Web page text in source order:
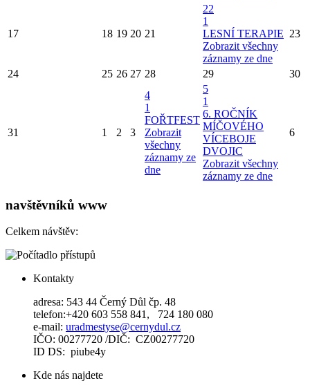
17 18 19 20 21
22
1
LESNÍ TERAPIE
Zobrazit všechny
záznamy ze dne
23
24 25 26 27 28 29 30
31 1 2 3
4
1
FOŘTFEST
Zobrazit
všechny
záznamy ze
dne
5
1
6. ROČNÍK
MÍČOVÉHO
VÍCEBOJE
DVOJIC
Zobrazit všechny
záznamy ze dne
6
navštěvníků www
Celkem návštěv:
Kontakty
adresa: 543 44 Černý Důl čp. 48
telefon:+420 603 558 841, 724 180 080
e-mail: uradmestyse@cernydul.cz
IČO: 00277720 /DIČ: CZ00277720
ID DS: piube4y
Kde nás najdete